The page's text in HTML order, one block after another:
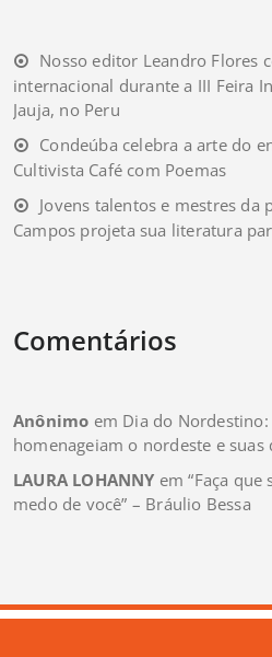
Nosso editor Leandro Flores
internacional durante a III Feira
Jauja, no Peru
Condeúba celebra a arte do
Cultivista Café com Poemas
Jovens talentos e mestres da
Campos projeta sua literatura
Comentários
Anônimo em Dia do
homenageiam o nordeste e
LAURA LOHANNY em“Faça
medo de você” – Bráulio Bessa